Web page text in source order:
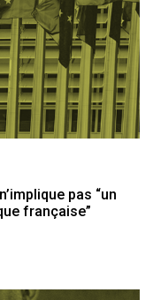
pas “un
française”